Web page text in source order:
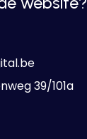
39/101a